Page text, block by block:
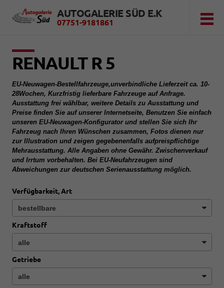
AUTOGALERIE SÜD E.K
07751-9181861
RENAULT R 5
EU-Neuwagen-Bestellfahrzeuge,unverbindliche Lieferzeit ca. 10-
28Wochen, Kurzfristig lieferbare Fahrzeuge auf Anfrage.
Ausstattung frei wählbar, weitere Details zu Ausstattung und
Preise finden Sie auf unserer Internetseite, Benutzen Sie einfach
unseren EU-Neuwagen-Konfigurator und stellen Sie sich Ihr
Fahrzeug nach Ihren Wünschen zusammen, Fotos dienen nur
zur Illustration und zeigen gegebenenfalls aufpreispflichtige
Mehrausstattung. Alle Angaben ohne Gewähr. Zwischenverkauf
und Irrtum vorbehalten. Bei EU-Neufahrzeugen sind
Abweichungen zur deutschen Serienausstattung möglich.
Verfügbarkeit, Art
Kraftstoff
Getriebe